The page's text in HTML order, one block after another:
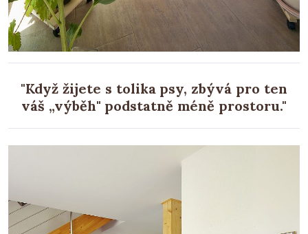
"Když žijete s tolika psy, zbývá pro ten
váš „výběh" podstatně méně prostoru."